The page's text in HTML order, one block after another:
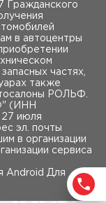
Гражданского
в автоцентры
частях,
также
РОЛЬФ.
(ИНН
июля
эл. почты
в организации
сервиса
Android Для